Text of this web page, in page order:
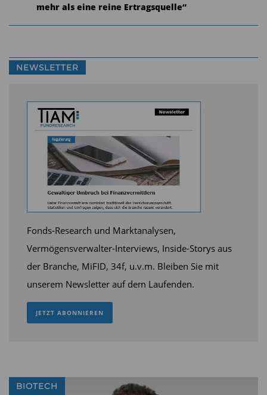
mehr als eine reine Ertragsquelle“
NEWSLETTER
Fonds-Research und Marktanalysen,
Vermögensverwalter-Interviews, Inside-Storys aus
der Branche, MiFID, 34f, u.v.m. Bleiben Sie mit
unserem Newsletter auf dem Laufenden.
JETZT ABONNIEREN
BIOTECH